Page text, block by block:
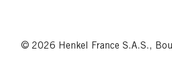
© 2026 Henkel France S.A.S.,